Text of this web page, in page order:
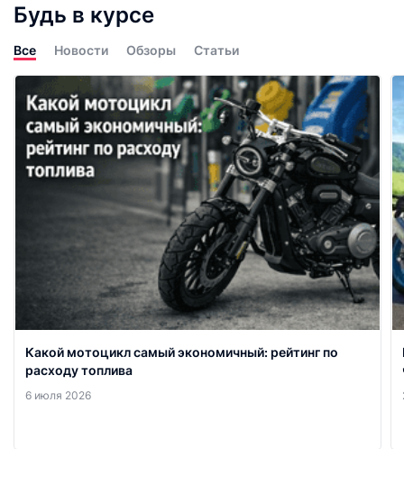
Будь в курсе
Все Новости Обзоры Статьи
Какой мотоцикл самый экономичный: рейтинг по
расходу топлива
6 июля 2026